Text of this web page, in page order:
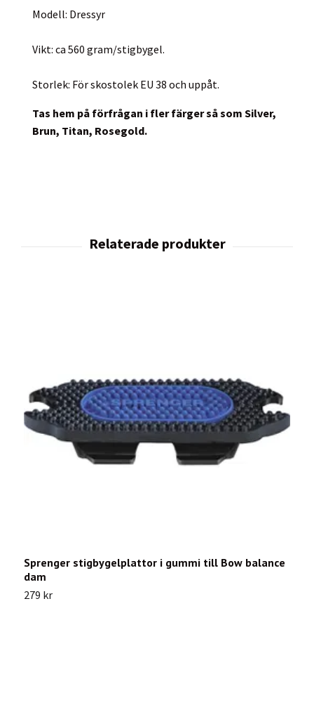
Modell: Dressyr
Vikt: ca 560 gram/stigbygel.
Storlek: För skostolek EU 38 och uppåt.
Tas hem på förfrågan i fler färger så som Silver,
Brun, Titan, Rosegold.
Sprenger stigbygelplattor i gummi till Bow balance
dam
279 kr